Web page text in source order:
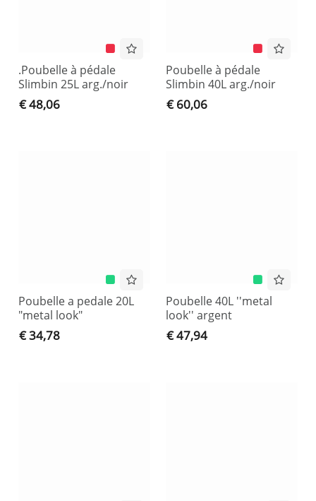
.Poubelle à pédale
Slimbin 25L arg./noir
€ 48,06
Poubelle à pédale
Slimbin 40L arg./noir
€ 60,06
Poubelle a pedale 20L
"metal look"
€ 34,78
Poubelle 40L ''metal
look'' argent
€ 47,94